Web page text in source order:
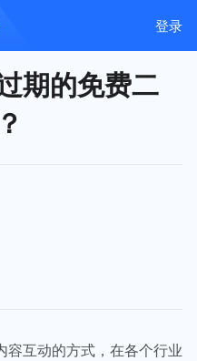
登录
期的免费二
容互动的方式，在各个行业